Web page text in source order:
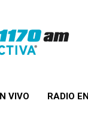
VIVO RADIO